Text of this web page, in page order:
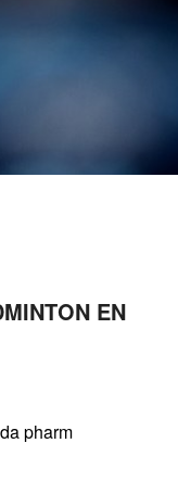
EN
pharm